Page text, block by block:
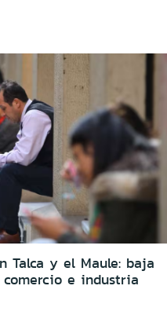
Talca y el Maule: baja
e industria